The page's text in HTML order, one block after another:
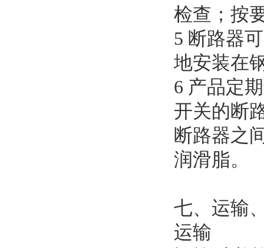
检查；按
5 断路器
地安装在
6 产品定
开关的断
断路器之
润滑脂。
七、运输
运输